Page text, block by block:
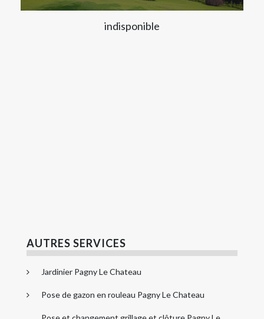
indisponible
AUTRES SERVICES
Jardinier Pagny Le Chateau
Pose de gazon en rouleau Pagny Le Chateau